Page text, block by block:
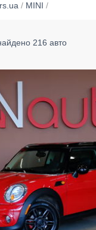
/ MINI /
216 авто